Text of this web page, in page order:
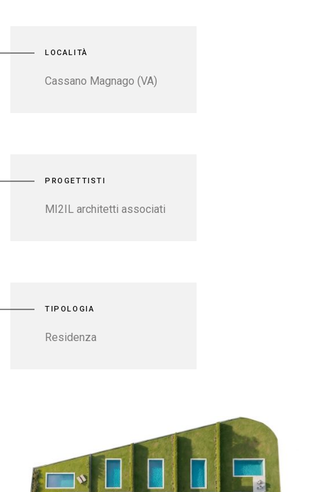
LOCALITÀ
Cassano Magnago (VA)
PROGETTISTI
MI2IL architetti associati
TIPOLOGIA
Residenza